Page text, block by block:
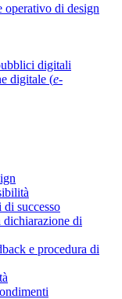
operativo di design
digitali
digitale (e-
successo
dichiarazione di
e procedura di